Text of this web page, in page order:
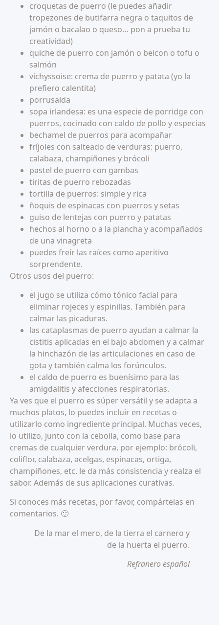
croquetas de puerro (le puedes añadir
tropezones de butifarra negra o taquitos de
jamón o bacalao o queso… pon a prueba tu
creatividad)
quiche de puerro con jamón o beicon o tofu o
salmón
vichyssoise: crema de puerro y patata (yo la
prefiero calentita)
porrusalda
sopa irlandesa: es una especie de porridge con
puerros, cocinado con caldo de pollo y especias
bechamel de puerros para acompañar
fríjoles con salteado de verduras: puerro,
calabaza, champiñones y brócoli
pastel de puerro con gambas
tiritas de puerro rebozadas
tortilla de puerros: simple y rica
ñoquis de espinacas con puerros y setas
guiso de lentejas con puerro y patatas
hechos al horno o a la plancha y acompañados
de una vinagreta
puedes freír las raíces como aperitivo
sorprendente.
Otros usos del puerro:
el jugo se utiliza cómo tónico facial para
eliminar rojeces y espinillas. También para
calmar las picaduras.
las cataplasmas de puerro ayudan a calmar la
cistitis aplicadas en el bajo abdomen y a calmar
la hinchazón de las articulaciones en caso de
gota y también calma los forúnculos.
el caldo de puerro es buenísimo para las
amigdalitis y afecciones respiratorias.
Ya ves que el puerro es súper versátil y se adapta a
muchos platos, lo puedes incluir en recetas o
utilizarlo como ingrediente principal. Muchas veces,
lo utilizo, junto con la cebolla, como base para
cremas de cualquier verdura, por ejemplo: brócoli,
coliflor, calabaza, acelgas, espinacas, ortiga,
champiñones, etc. le da más consistencia y realza el
sabor. Además de sus aplicaciones curativas.
Si conoces más recetas, por favor, compártelas en
comentarios. 🙂
De la mar el mero, de la tierra el carnero y
de la huerta el puerro.
Refranero español